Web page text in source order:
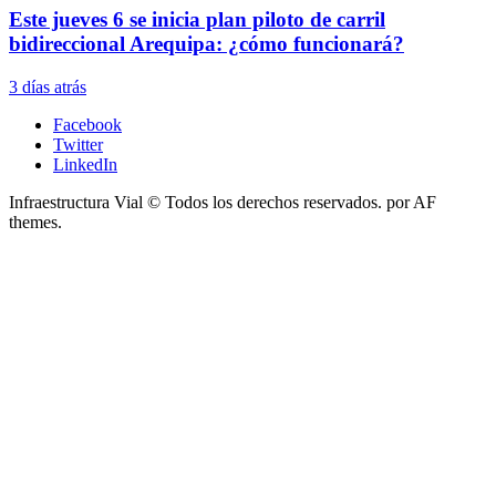
Este jueves 6 se inicia plan piloto de carril
bidireccional Arequipa: ¿cómo funcionará?
3 días atrás
Facebook
Twitter
LinkedIn
Infraestructura Vial © Todos los derechos reservados. por AF
themes.